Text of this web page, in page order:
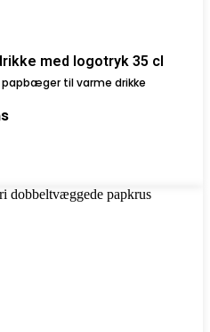
med logotryk 35 cl
til varme drikke